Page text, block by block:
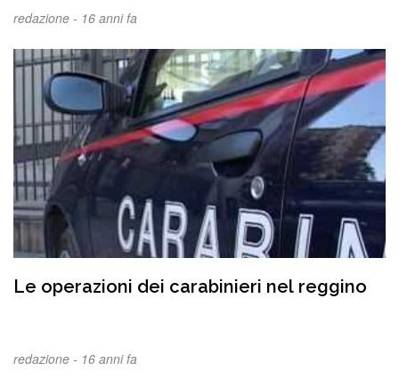
redazione - 16 anni fa
Le operazioni dei carabinieri nel reggino
redazione - 16 anni fa